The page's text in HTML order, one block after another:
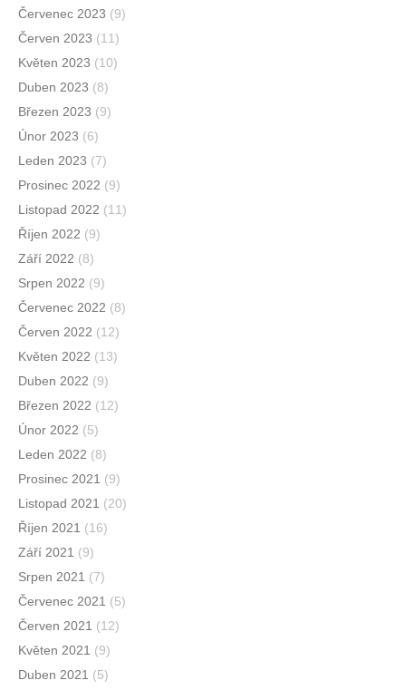
Červenec 2023 (9)
Červen 2023 (11)
Květen 2023 (10)
Duben 2023 (8)
Březen 2023 (9)
Únor 2023 (6)
Leden 2023 (7)
Prosinec 2022 (9)
Listopad 2022 (11)
Říjen 2022 (9)
Září 2022 (8)
Srpen 2022 (9)
Červenec 2022 (8)
Červen 2022 (12)
Květen 2022 (13)
Duben 2022 (9)
Březen 2022 (12)
Únor 2022 (5)
Leden 2022 (8)
Prosinec 2021 (9)
Listopad 2021 (20)
Říjen 2021 (16)
Září 2021 (9)
Srpen 2021 (7)
Červenec 2021 (5)
Červen 2021 (12)
Květen 2021 (9)
Duben 2021 (5)